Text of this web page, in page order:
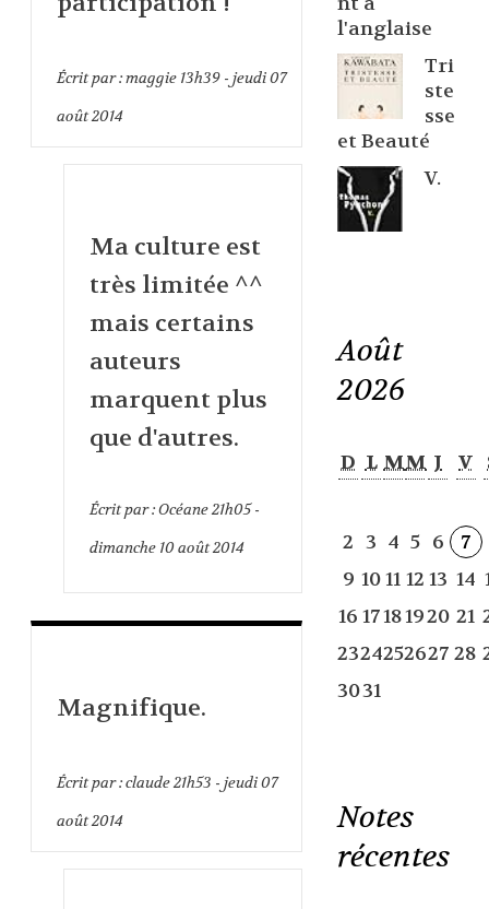
Écrit par :maggie 13h39- jeudi 07
août 2014
Ma culture est
très limitée ^^
mais certains
auteurs
marquent plus
que d'autres.
Écrit par :Océane21h05-
dimanche 10août 2014
Magnifique.
Écrit par :claude21h53 - jeudi 07
août 2014
l'anglaise
Tri
ste
sse
et Beauté
V.
Août
2026
D L MM J V
2 3 4 5 6 7
9 1011 12 13 14
16 17181920 21
2324252627 28
3031
Notes
récentes